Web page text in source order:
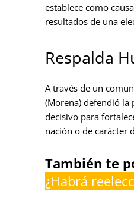
establece como
resultados de una
Respalda
A través de un
(Morena) defendió la
decisivo para
nación o de carácter
También te
¿Habrá